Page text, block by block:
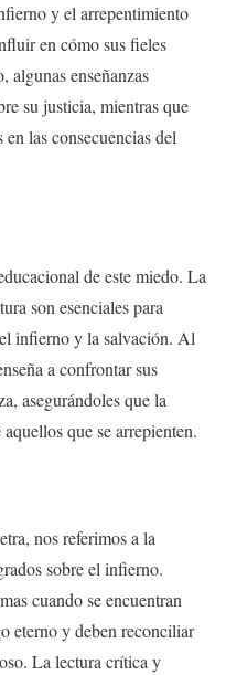
y el arrepentimiento
en cómo sus fieles
algunas enseñanzas
su justicia, mientras que
las consecuencias del
de este miedo. La
son esenciales para
infierno y la salvación. Al
a confrontar sus
asegurándoles que la
que se arrepienten.
nos referimos a la
sobre el infierno.
cuando se encuentran
eterno y deben reconciliar
La lectura crítica y